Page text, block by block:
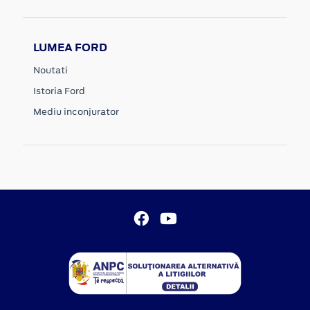
LUMEA FORD
Noutati
Istoria Ford
Mediu inconjurator